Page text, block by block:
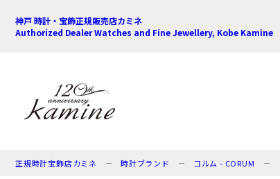
神戸 時計・宝飾正規販売店カミネ
Authorized Dealer Watches and Fine Jewellery, Kobe Kamine
正規時計宝飾店カミネ 時計ブランド コルム - CORUM